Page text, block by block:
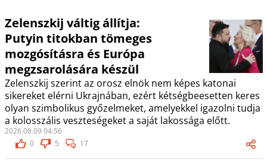
Zelenszkij váltig állítja:
Putyin titokban tömeges
mozgósításra és Európa
megzsarolására készül
Zelenszkij szerint az orosz elnök nem képes katonai
sikereket elérni Ukrajnában, ezért kétségbeesetten keres
olyan szimbolikus győzelmeket, amelyekkel igazolni tudja
a kolosszális veszteségeket a saját lakossága előtt.
2026.08.09 04:56
0
5 17